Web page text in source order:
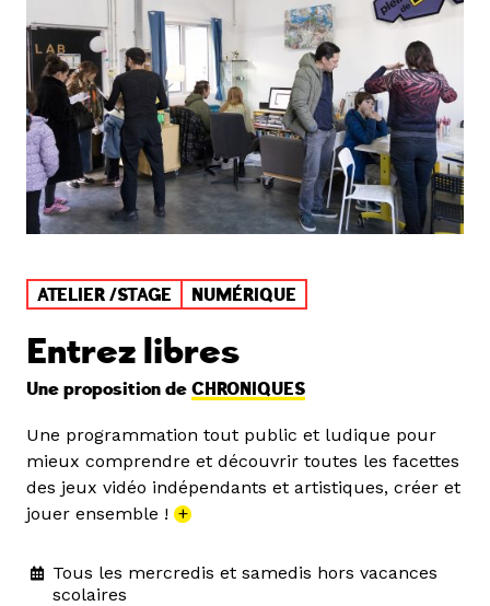
ATELIER /STAGE NUMÉRIQUE
Entrez libres
Une proposition de CHRONIQUES
Une programmation tout public et ludique pour
mieux comprendre et découvrir toutes les facettes
des jeux vidéo indépendants et artistiques, créer et
jouer ensemble ! +
Tous les mercredis et samedis hors vacances
scolaires